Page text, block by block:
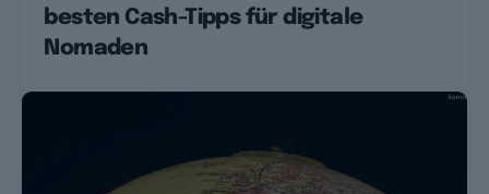
besten Cash-Tipps für digitale
Nomaden